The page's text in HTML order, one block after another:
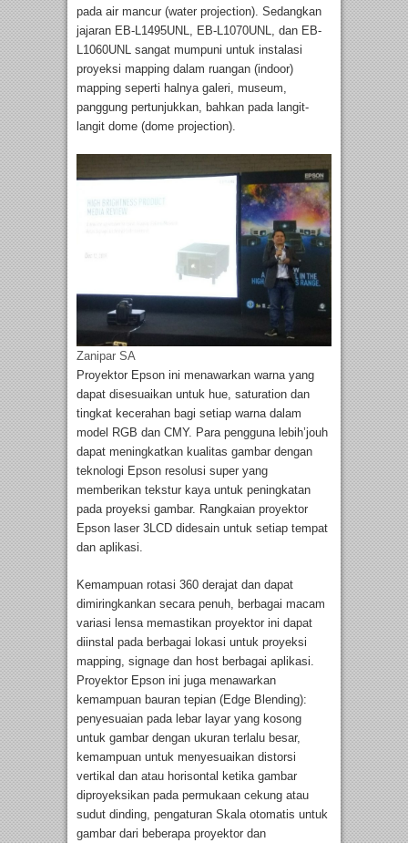
pada air mancur (water projection). Sedangkan
jajaran EB-L1495UNL, EB-L1070UNL, dan EB-
L1060UNL sangat mumpuni untuk instalasi
proyeksi mapping dalam ruangan (indoor)
mapping seperti halnya galeri, museum,
panggung pertunjukkan, bahkan pada langit-
langit dome (dome projection).
Zanipar SA
Proyektor Epson ini menawarkan warna yang
dapat disesuaikan untuk hue, saturation dan
tingkat kecerahan bagi setiap warna dalam
model RGB dan CMY. Para pengguna lebih’jouh
dapat meningkatkan kualitas gambar dengan
teknologi Epson resolusi super yang
memberikan tekstur kaya untuk peningkatan
pada proyeksi gambar. Rangkaian proyektor
Epson laser 3LCD didesain untuk setiap tempat
dan aplikasi.
Kemampuan rotasi 360 derajat dan dapat
dimiringkankan secara penuh, berbagai macam
variasi lensa memastikan proyektor ini dapat
diinstal pada berbagai lokasi untuk proyeksi
mapping, signage dan host berbagai aplikasi.
Proyektor Epson ini juga menawarkan
kemampuan bauran tepian (Edge Blending):
penyesuaian pada lebar layar yang kosong
untuk gambar dengan ukuran terlalu besar,
kemampuan untuk menyesuaikan distorsi
vertikal dan atau horisontal ketika gambar
diproyeksikan pada permukaan cekung atau
sudut dinding, pengaturan Skala otomatis untuk
gambar dari beberapa proyektor dan